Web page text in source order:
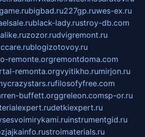
bigbad.ru227gp.ruwes-ex.ru
black-lady.rustroy-db.com
zozor.rudvigremont.ru
blogizotovoy.ru
o-remonte.orgremontdoma.com
remonta.orgvyitikho.rumirjon.ru
filosofyfree.com
buffett.orggreleon.comsp-or.ru
detkiexpert.ru
instrumentgid.ru
stroimaterials.ru